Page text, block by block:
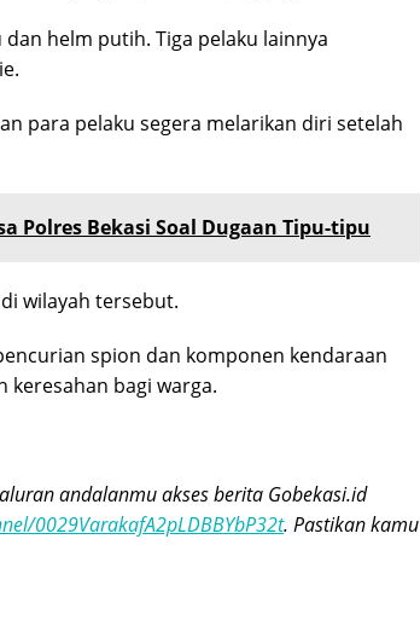
helm putih. Tiga pelaku lainnya
para pelaku segera melarikan diri setelah
Polres Bekasi Soal Dugaan Tipu-tipu
wilayah tersebut.
spion dan komponen kendaraan
keresahan bagi warga.
andalanmu akses berita Gobekasi.id
0029VarakafA2pLDBBYbP32t. Pastikan kamu